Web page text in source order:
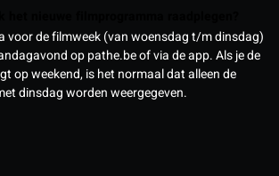
voor de filmweek (van woensdag t/m dinsdag)
op pathe.be of via de app. Als je de
op weekend, is het normaal dat alleen de
dinsdag worden weergegeven.